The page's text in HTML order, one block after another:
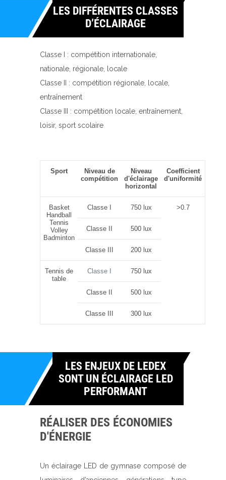
LES DIFFÉRENTES CLASSES
D’ÉCLAIRAGE
Classe I : compétition internationale,
nationale, régionale, locale
Classe II : compétition régionale, locale,
entraînement
Classe III : compétition locale, entraînement,
loisir, sport scolaire
Sport
Niveau de
compétition
Niveau
d'éclairage
horizontal
Coefficient
d'uniformité
Basket
Handball
Tennis
Volley
Badminton
Classe I 750 lux >0.7
Classe II 500 lux
Classe III 200 lux
Tennis de
table
Classe I 750 lux
Classe II 500 lux
Classe III 300 lux
LES ENJEUX DE LEDEX
SONT UN ÉCLAIRAGE LED
PERFORMANT
RÉALISER DES ÉCONOMIES
D'ÉNERGIE
Un éclairage LED de gymnase composé de